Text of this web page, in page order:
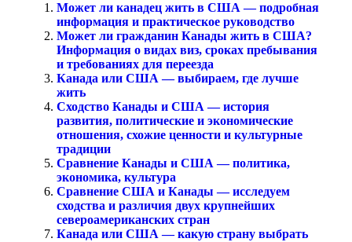
Может ли канадец жить в США — подробная
информация и практическое руководство
Может ли гражданин Канады жить в США?
Информация о видах виз, сроках пребывания
и требованиях для переезда
Канада или США — выбираем, где лучше
жить
Сходство Канады и США — история
развития, политические и экономические
отношения, схожие ценности и культурные
традиции
Сравнение Канады и США — политика,
экономика, культура
Сравнение США и Канады — исследуем
сходства и различия двух крупнейших
североамериканских стран
Канада или США — какую страну выбрать